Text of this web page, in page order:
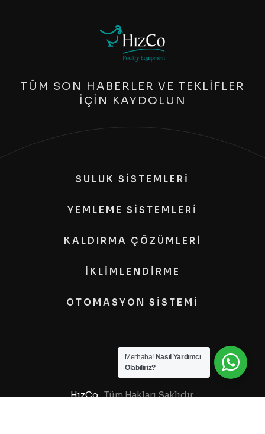
TÜM SON HABERLER VE TEKLİFLER
İÇİN KAYDOLUN
SULUK SİSTEMLERİ
YEMLEME SİSTEMLERİ
KALDIRMA ÇÖZÜMLERİ
İKLİMLENDİRME
OTOMASYON SİSTEMİ
HızCo, Tüm Hakları Saklıdır.
Merhaba! Nasıl Yardımcı
Olabiliriz?